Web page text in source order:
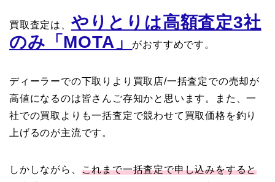
買取査定は、 やりとりは高額査定3社
のみ「MOTA」
がおすすめです。
ディーラーでの下取りより買取店/一括査定での売却が
高値になるのは皆さんご存知かと思います。また、一
社での買取よりも一括査定で競わせて買取価格を釣り
上げるのが主流です。
しかしながら、 これまで一括査定で申し込みをすると